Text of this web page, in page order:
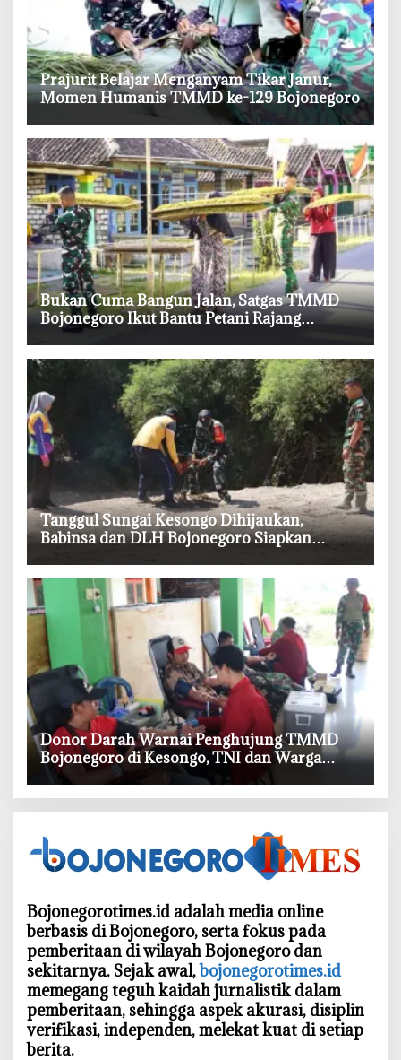
‎Prajurit Belajar Menganyam Tikar Janur,
Momen Humanis TMMD ke-129 Bojonegoro
‎Bukan Cuma Bangun Jalan, Satgas TMMD
Bojonegoro Ikut Bantu Petani Rajang
Tembakau
‎Tanggul Sungai Kesongo Dihijaukan,
Babinsa dan DLH Bojonegoro Siapkan
‎Donor Darah Warnai Penghujung TMMD
Bojonegoro di Kesongo, TNI dan Warga
Bergerak untuk Kemanusiaan
Bojonegorotimes.id adalah media online
berbasis di Bojonegoro, serta fokus pada
pemberitaan di wilayah Bojonegoro dan
sekitarnya. Sejak awal,bojonegorotimes.id
memegang teguh kaidah jurnalistik dalam
pemberitaan, sehingga aspek akurasi, disiplin
verifikasi, independen, melekat kuat di setiap
berita.